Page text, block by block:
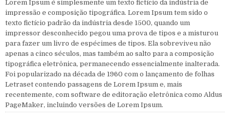
Lorem Ipsum é simplesmente um texto fictício da indústria de
impressão e composição tipográfica. Lorem Ipsum tem sido o
texto fictício padrão da indústria desde 1500, quando um
impressor desconhecido pegou uma prova de tipos e a misturou
para fazer um livro de espécimes de tipos. Ela sobreviveu não
apenas a cinco séculos, mas também ao salto para a composição
tipográfica eletrônica, permanecendo essencialmente inalterada.
Foi popularizado na década de 1960 com o lançamento de folhas
Letraset contendo passagens de Lorem Ipsum e, mais
recentemente, com software de editoração eletrônica como Aldus
PageMaker, incluindo versões de Lorem Ipsum.